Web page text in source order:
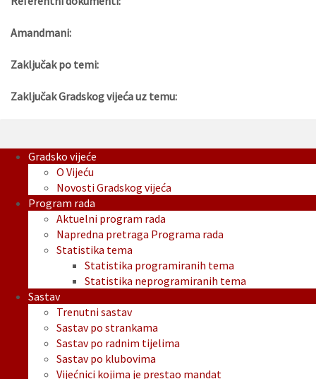
Amandmani:
Zaključak po temi:
Zaključak Gradskog vijeća uz temu:
Gradsko vijeće
O Vijeću
Novosti Gradskog vijeća
Program rada
Aktuelni program rada
Napredna pretraga Programa rada
Statistika tema
Statistika programiranih tema
Statistika neprogramiranih tema
Sastav
Trenutni sastav
Sastav po strankama
Sastav po radnim tijelima
Sastav po klubovima
Vijećnici kojima je prestao mandat